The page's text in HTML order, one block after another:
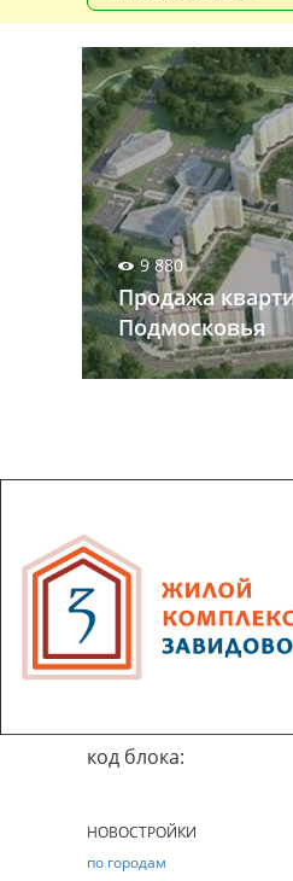
9 880
Продажа
Подмосковья
код блока:
НОВОСТРОЙКИ
по городам